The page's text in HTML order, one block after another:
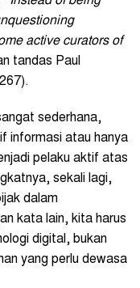
active curators of
tandas Paul
sederhana,
informasi atau hanya
pelaku aktif atas
sekali lagi,
dalam
kata lain, kita harus
digital, bukan
yang perlu dewasa